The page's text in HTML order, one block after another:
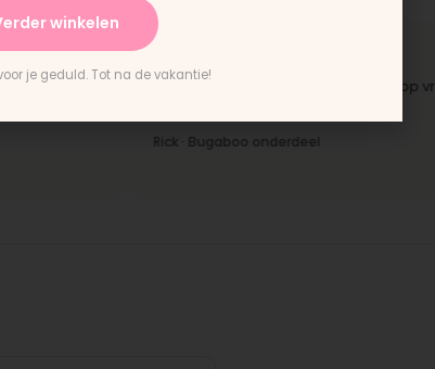
★★★★★
"Persoonlijk contact, snelle reactie op vragen
Rick · Bugaboo onderdeel
winkelen
je geduld. Tot na de vakantie!